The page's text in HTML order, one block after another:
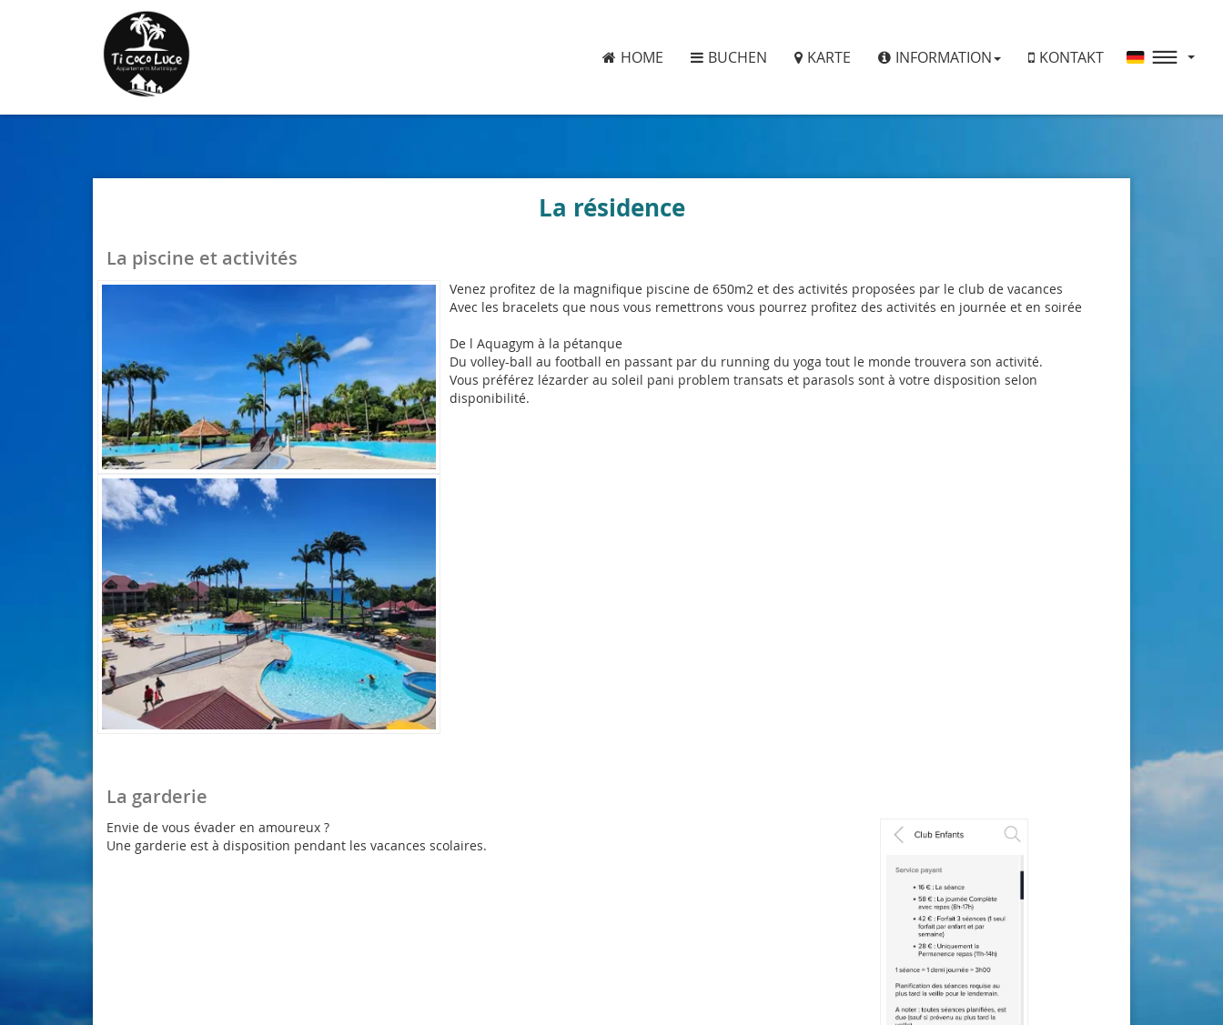
HOME BUCHEN KARTE INFORMATION KONTAKT
La résidence
La piscine et activités
Venez profitez de la magnifique piscine de 650m2 et des activités proposées par le club de vacances
Avec les bracelets que nous vous remettrons vous pourrez profitez des activités en journée et en soirée
De l Aquagym à la pétanque
Du volley-ball au football en passant par du running du yoga tout le monde trouvera son activité.
Vous préférez lézarder au soleil pani problem transats et parasols sont à votre disposition selon
disponibilité.
La garderie
Envie de vous évader en amoureux ?
Une garderie est à disposition pendant les vacances scolaires.